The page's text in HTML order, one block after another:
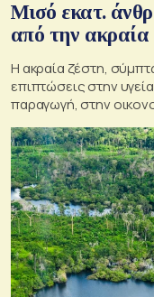
Μισό εκατ.
από την ακραία
Η ακραία ζέστη,
επιπτώσεις στην
παραγωγή, στην
Κρίσιμος ο